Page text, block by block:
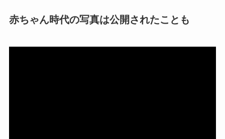
赤ちゃん時代の写真は公開されたことも